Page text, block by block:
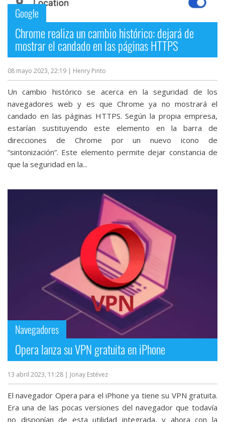
Google
Chrome realiza un cambio histórico: dejará de
mostrar el candado en las páginas HTTPS
08 mayo 2023, 22:19 | Henry Pinto
Un cambio histórico se acerca en la seguridad de los
navegadores web y es que Chrome ya no mostrará el
candado en las páginas HTTPS. Según la propia empresa,
estarían sustituyendo este elemento en la barra de
direcciones de Chrome por un nuevo icono de
“sintonización”. Este elemento permite dejar constancia de
que la seguridad en la...
Navegadores
Opera lanza su VPN gratuita en iPhone
13 abril 2023, 11:28 | Jonay Estévez
El navegador Opera para el iPhone ya tiene su VPN gratuita.
Era una de las pocas versiones del navegador que todavía
no disponían de esta utilidad integrada, y ahora con la